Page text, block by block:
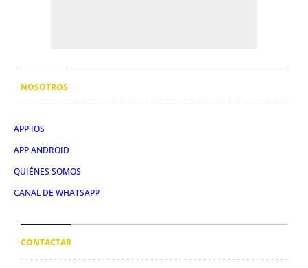
NOSOTROS
APP IOS
APP ANDROID
QUIÉNES SOMOS
CANAL DE WHATSAPP
CONTACTAR